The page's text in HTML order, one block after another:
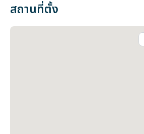
สถานที่ตั้ง